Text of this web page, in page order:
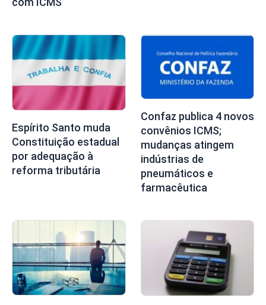
Espírito Santo muda
Constituição estadual
por adequação à
reforma tributária
Confaz publica 4 novos
convênios ICMS;
mudanças atingem
indústrias de
pneumáticos e
farmacêutica